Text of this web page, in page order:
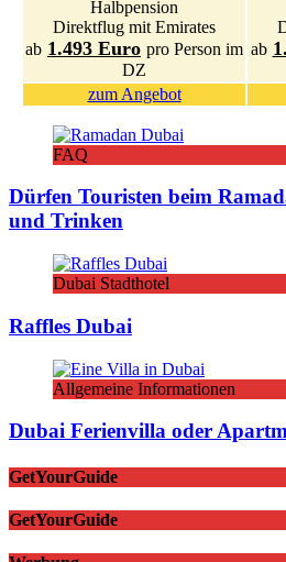
Halbpension
Direktflug mit Emirates
ab 1.493 Euro pro Person im
DZ
ab
zum Angebot
FAQ
Dürfen Touristen beim
und Trinken
Dubai Stadthotel
Raffles Dubai
Allgemeine Informationen
Dubai Ferienvilla oder
GetYourGuide
GetYourGuide